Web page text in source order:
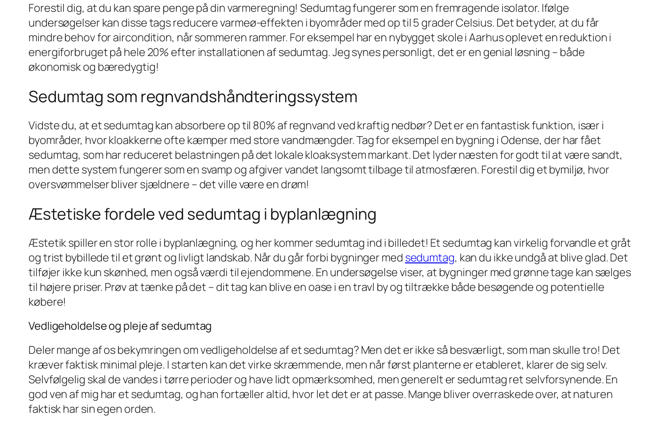
Forestil dig, at du kan spare penge på din varmeregning! Sedumtag fungerer som en fremragende isolator. Ifølge
undersøgelser kan disse tags reducere varmeø-effekten i byområder med op til 5 grader Celsius. Det betyder, at du får
mindre behov for aircondition, når sommeren rammer. For eksempel har en nybygget skole i Aarhus oplevet en reduktion i
energiforbruget på hele 20% efter installationen af sedumtag. Jeg synes personligt, det er en genial løsning – både
økonomisk og bæredygtig!
Sedumtag som regnvandshåndteringssystem
Vidste du, at et sedumtag kan absorbere op til 80% af regnvand ved kraftig nedbør? Det er en fantastisk funktion, især i
byområder, hvor kloakkerne ofte kæmper med store vandmængder. Tag for eksempel en bygning i Odense, der har fået
sedumtag, som har reduceret belastningen på det lokale kloaksystem markant. Det lyder næsten for godt til at være sandt,
men dette system fungerer som en svamp og afgiver vandet langsomt tilbage til atmosfæren. Forestil dig et bymiljø, hvor
oversvømmelser bliver sjældnere – det ville være en drøm!
Æstetiske fordele ved sedumtag i byplanlægning
Æstetik spiller en stor rolle i byplanlægning, og her kommer sedumtag ind i billedet! Et sedumtag kan virkelig forvandle et gråt
og trist bybillede til et grønt og livligt landskab. Når du går forbi bygninger med sedumtag, kan du ikke undgå at blive glad. Det
tilføjer ikke kun skønhed, men også værdi til ejendommene. En undersøgelse viser, at bygninger med grønne tage kan sælges
til højere priser. Prøv at tænke på det – dit tag kan blive en oase i en travl by og tiltrække både besøgende og potentielle
købere!
Vedligeholdelse og pleje af sedumtag
Deler mange af os bekymringen om vedligeholdelse af et sedumtag? Men det er ikke så besværligt, som man skulle tro! Det
kræver faktisk minimal pleje. I starten kan det virke skræmmende, men når først planterne er etableret, klarer de sig selv.
Selvfølgelig skal de vandes i tørre perioder og have lidt opmærksomhed, men generelt er sedumtag ret selvforsynende. En
god ven af mig har et sedumtag, og han fortæller altid, hvor let det er at passe. Mange bliver overraskede over, at naturen
faktisk har sin egen orden.